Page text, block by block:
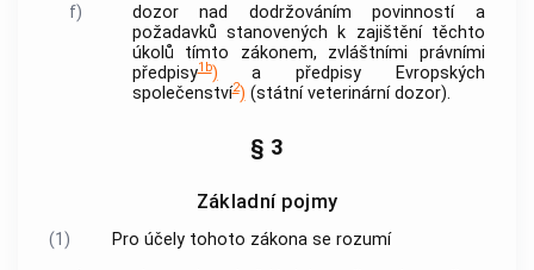
f)
dozor nad dodržováním povinností a
požadavků stanovených k zajištění těchto
úkolů tímto zákonem, zvláštními právními
předpisy1b) a předpisy Evropských
společenství2) (státní veterinární dozor).
§ 3
Základní pojmy
(1)
Pro účely tohoto zákona se rozumí